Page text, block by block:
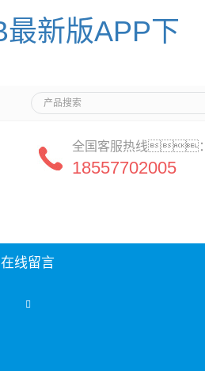
新版APP下
全国客服热线：
18557702005
在线留言